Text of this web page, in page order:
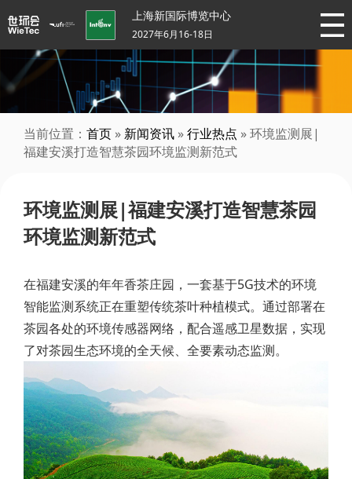
上海新国际博览中心
2027年6月16-18日
当前位置： 首页 » 新闻资讯 »行业热点 » 环境监测展|
福建安溪打造智慧茶园环境监测新范式
环境监测展|福建安溪打造智慧茶园
环境监测新范式
在福建安溪的年年香茶庄园，一套基于5G技术的环境
智能监测系统正在重塑传统茶叶种植模式。通过部署在
茶园各处的环境传感器网络，配合遥感卫星数据，实现
了对茶园生态环境的全天候、全要素动态监测。